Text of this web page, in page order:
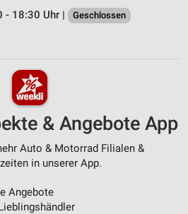
- 18:30 Uhr |
Geschlossen
& Angebote App
Auto & Motorrad Filialen &
in unserer App.
Angebote